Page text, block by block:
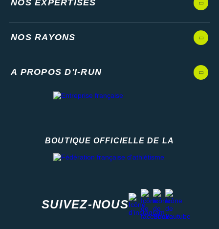
NOS EXPERTISES
NOS RAYONS
A PROPOS D'I-RUN
BOUTIQUE OFFICIELLE DE LA
SUIVEZ-NOUS
instagram
facebook
stravayoutube